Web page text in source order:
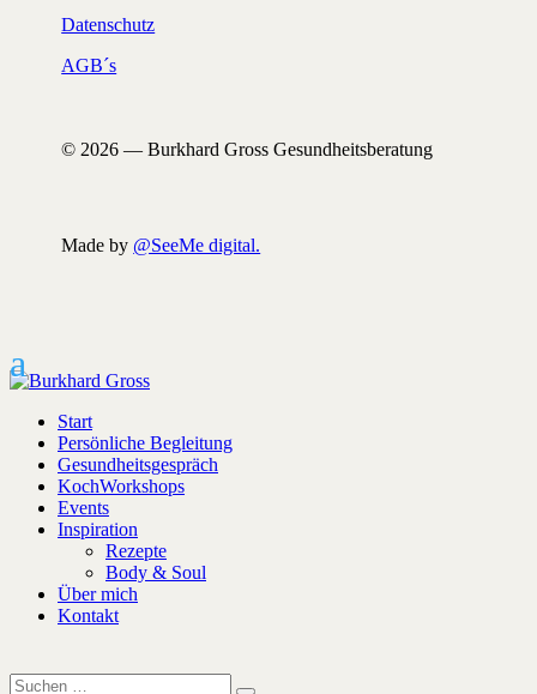
Datenschutz
AGB´s
© 2026 — Burkhard Gross Gesundheitsberatung
Made by @SeeMe digital.
Start
Persönliche Begleitung
Gesundheitsgespräch
KochWorkshops
Events
Inspiration
Rezepte
Body & Soul
Über mich
Kontakt